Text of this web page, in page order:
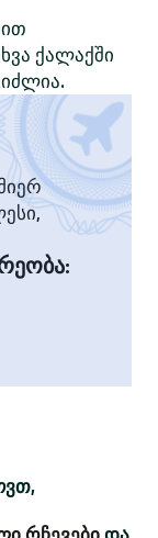
ქალაქში
: